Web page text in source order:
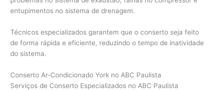
entupimentos no sistema de drenagem.
Técnicos especializados garantem que o conserto seja feito
de forma rápida e eficiente, reduzindo o tempo de inatividade
do sistema.
Conserto Ar-Condicionado York no ABC Paulista
Serviços de Conserto Especializados no ABC Paulista